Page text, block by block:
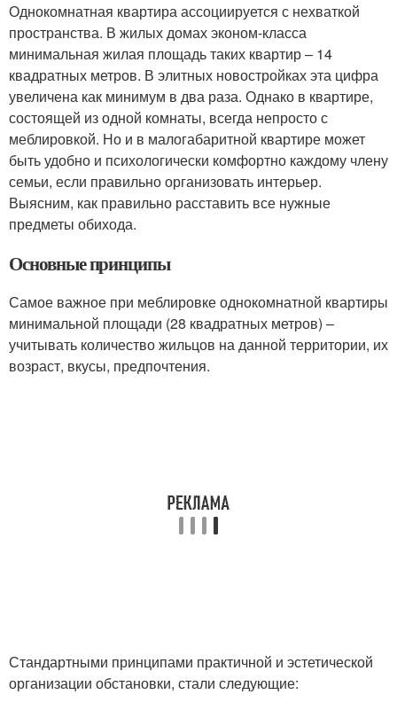
Однокомнатная квартира ассоциируется с нехваткой
пространства. В жилых домах эконом-класса
минимальная жилая площадь таких квартир – 14
квадратных метров. В элитных новостройках эта цифра
увеличена как минимум в два раза. Однако в квартире,
состоящей из одной комнаты, всегда непросто с
меблировкой. Но и в малогабаритной квартире может
быть удобно и психологически комфортно каждому члену
семьи, если правильно организовать интерьер.
Выясним, как правильно расставить все нужные
предметы обихода.
Основные принципы
Самое важное при меблировке однокомнатной квартиры
минимальной площади (28 квадратных метров) –
учитывать количество жильцов на данной территории, их
возраст, вкусы, предпочтения.
Стандартными принципами практичной и эстетической
организации обстановки, стали следующие: